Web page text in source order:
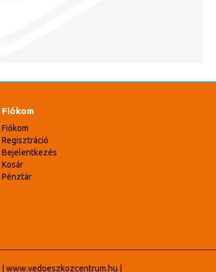
Fiókom
Fiókom
Regisztráció
Bejelentkezés
Kosár
Pénztár
www.vedoeszkozcentrum.hu